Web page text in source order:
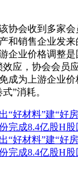
会收到多家会
和销售企业发
企业价格调整
效应，协会会员
成为上游企业价
”消耗。
“好材料”建“好
完成8.4亿股H股
“好材料”建“好
完成8.4亿股H股